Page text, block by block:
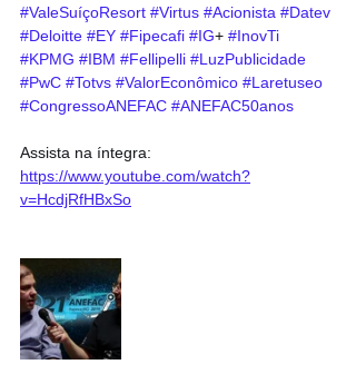
#ValeSuíçoResort #Virtus #Acionista #Datev
#Deloitte #EY #Fipecafi #IG+ #InovTi
#KPMG #IBM #Fellipelli #LuzPublicidade
#PwC #Totvs #ValorEconômico #Laretuseo
#CongressoANEFAC #ANEFAC50anos
Assista na íntegra:
https://www.youtube.com/watch?
v=HcdjRfHBxSo